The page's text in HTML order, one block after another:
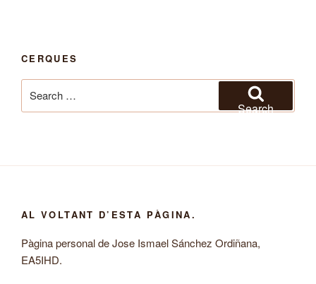
CERQUES
for:
Search
AL VOLTANT D’ESTA PÀGINA.
Pàgina personal de Jose Ismael Sánchez Ordiñana,
EA5IHD.